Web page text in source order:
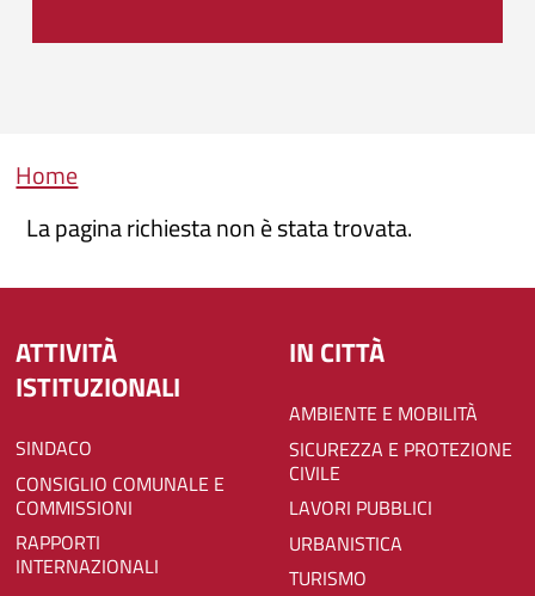
Briciole di pane
Home
La pagina richiesta non è stata trovata.
ATTIVITÀ
ISTITUZIONALI
SINDACO
CONSIGLIO COMUNALE E
COMMISSIONI
RAPPORTI
INTERNAZIONALI
IN CITTÀ
AMBIENTE E MOBILITÀ
SICUREZZA E PROTEZIONE
CIVILE
LAVORI PUBBLICI
URBANISTICA
TURISMO